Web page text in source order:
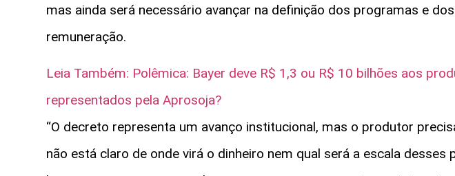
mas ainda será necessário avançar na definição dos programas e
remuneração.
Leia Também: Polêmica: Bayer deve R$ 1,3 ou R$ 10 bilhões aos
representados pela Aprosoja?
“O decreto representa um avanço institucional, mas o produtor
não está claro de onde virá o dinheiro nem qual será a escala desses